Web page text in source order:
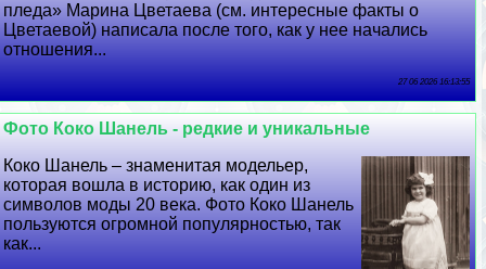
пледа» Марина Цветаева (см. интересные факты о
Цветаевой) написала после того, как у нее начались
отношения...
27 06 2026 16:13:55
Фото Коко Шанель - редкие и уникальные
Коко Шанель – знаменитая модельер,
которая вошла в историю, как один из
символов моды 20 века. Фото Коко Шанель
пользуются огромной популярностью, так
как...